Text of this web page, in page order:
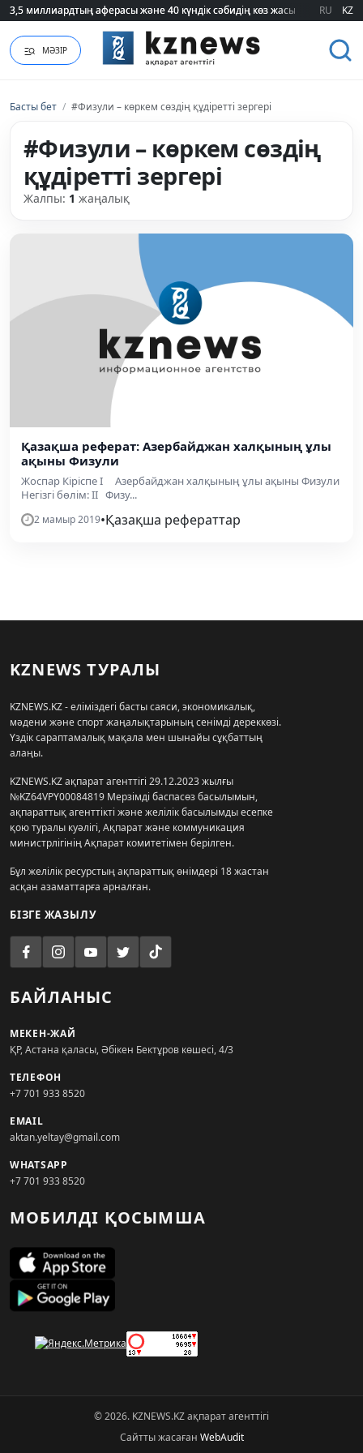
3,5 миллиардтың аферасы және 40 күндік сәбидің көз жасы:
3,5 миллиардтың аферасы және 40 күндік сәбидің көз жасы: RU KZ
МӘЗІР
Басты бет / #Физули – көркем сөздің құдіретті зергері
#Физули – көркем сөздің
құдіретті зергері
Жалпы: 1 жаңалық
Қазақша реферат: Азербайджан халқының ұлы
ақыны Физули
Жоспар Кіріспе I Азербайджан халқының ұлы ақыны Физули
Негізгі бөлім: II Физу...
2 мамыр 2019•Қазақша рефераттар
KZNEWS ТУРАЛЫ
KZNEWS.KZ - еліміздегі басты саяси, экономикалық,
мәдени және спорт жаңалықтарының сенімді дереккөзі.
Үздік сараптамалық мақала мен шынайы сұқбаттың
алаңы.
KZNEWS.KZ ақпарат агенттігі 29.12.2023 жылғы
№KZ64VPY00084819 Мерзімді баспасөз басылымын,
ақпараттық агенттікті және желілік басылымды есепке
қою туралы куәлігі, Ақпарат және коммуникация
министрлігінің Ақпарат комитетімен берілген.
Бұл желілік ресурстың ақпараттық өнімдері 18 жастан
асқан азаматтарға арналған.
БІЗГЕ ЖАЗЫЛУ
БАЙЛАНЫС
МЕКЕН-ЖАЙ
ҚР, Астана қаласы, Әбікен Бектұров көшесі, 4/3
ТЕЛЕФОН
+7 701 933 8520
EMAIL
aktan.yeltay@gmail.com
WHATSAPP
+7 701 933 8520
МОБИЛДІ ҚОСЫМША
© 2026. KZNEWS.KZ ақпарат агенттігі
Сайтты жасаған WebAudit